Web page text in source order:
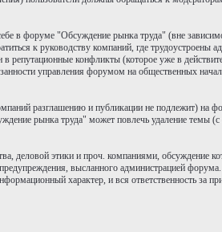
форуме "Обсуждение рынка труда" (вне
к руководству компаний, где
конфликты (которое уже в
управления форумом на общественных
разглашению и публикации не подлежит) на
рынка труда" может повлечь удаление темы
деловой этики и проч. компаниями, обсуждение
высланного администрацией
характер, и вся ответственность за